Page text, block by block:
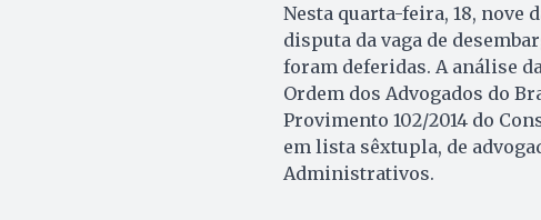
Nesta quarta-feira, 18, nove
disputa da vaga de
foram deferidas. A análise
Ordem dos Advogados do
Provimento 102/2014 do
em lista sêxtupla, de
Administrativos.